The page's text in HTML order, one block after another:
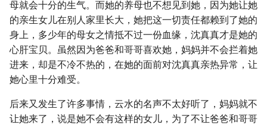
母就会十分的生气。而她的养母也不想见到她，因为她让她
的亲生女儿在别人家里长大，她把这一切责任都赖到了她的
身上，多少年的母女之情抵不过一份血缘，沈真真才是她的
心肝宝贝。虽然因为爸爸和哥哥喜欢她，妈妈并不会拦着她
进来，却是不冷不热的，在她的面前对沈真真亲热异常，让
她心里十分难受。
后来又发生了许多事情，云水的名声不太好听了，妈妈就不
让她来了，说是她不会有这样的女儿，为了不让爸爸和哥哥